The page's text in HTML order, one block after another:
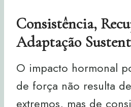
Consistência,
Adaptação
O impacto hormonal
de força não resulta
extremos, mas de